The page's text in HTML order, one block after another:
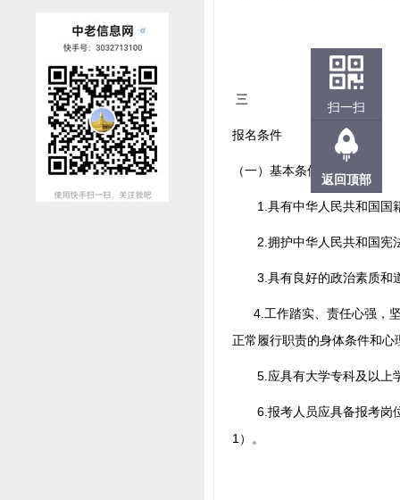
三
报名条件
（一）基本条件
1.具有中华人民共和国国
2.拥护中华人民共和国宪法
3.具有良好的政治素质和道
4.工作踏实、责任心强，坚
正常履行职责的身体条件和心
5.应具有大学专科及以上
6.报考人员应具备报考岗位
1）。
扫一扫
返回顶部